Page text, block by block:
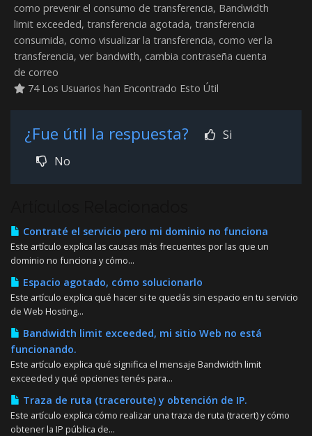
como prevenir el consumo de transferencia, Bandwidth
limit exceeded, transferencia agotada, transferencia
consumida, como visualizar la transferencia, como ver la
transferencia, ver bandwith, cambia contraseña cuenta
de correo
74 Los Usuarios han Encontrado Esto Útil
¿Fue útil la respuesta?
Si
No
Contraté el servicio pero mi dominio no funciona
Este artículo explica las causas más frecuentes por las que un
dominio no funciona y cómo...
Espacio agotado, cómo solucionarlo
Este artículo explica qué hacer si te quedás sin espacio en tu servicio
de Web Hosting...
Bandwidth limit exceeded, mi sitio Web no está
funcionando.
Este artículo explica qué significa el mensaje Bandwidth limit
exceeded y qué opciones tenés para...
Traza de ruta (traceroute) y obtención de IP.
Este artículo explica cómo realizar una traza de ruta (tracert) y cómo
obtener la IP pública de...